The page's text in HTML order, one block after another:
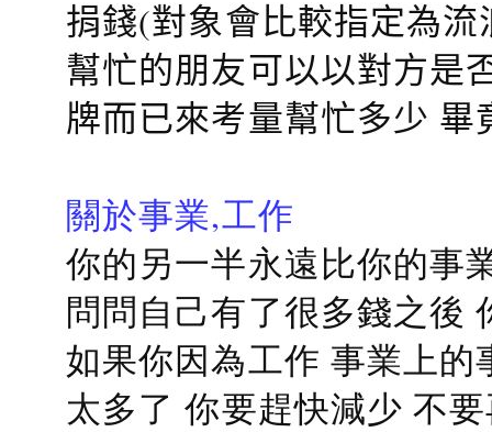
捐錢(對象會比較指定為
幫忙的朋友可以以對方是
牌而已來考量幫忙多少
關於事業,工作
你的另一半永遠比你的事
問問自己有了很多錢之後
如果你因為工作 事業上
太多了 你要趕快減少 不